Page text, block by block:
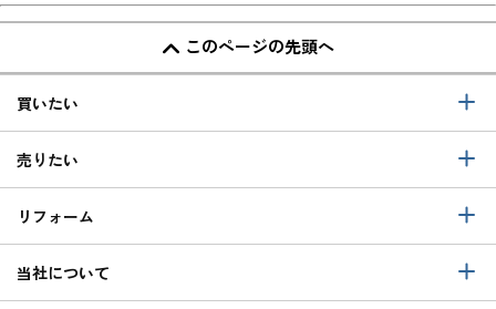
このページの先頭へ
買いたい
売りたい
リフォーム
当社について